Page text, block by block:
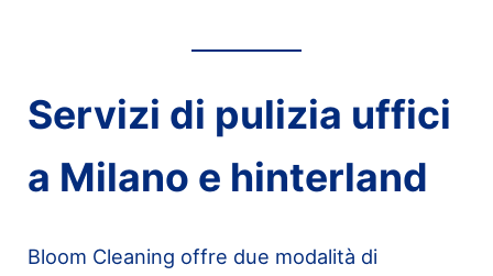
Servizi di pulizia uffici
a Milano e hinterland
Bloom Cleaning offre due modalità di